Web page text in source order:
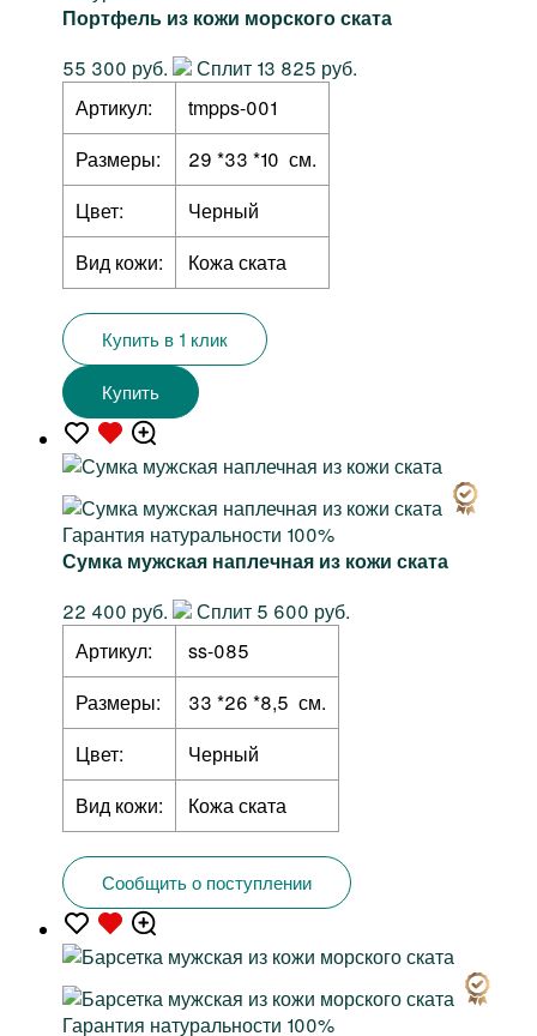
Портфель из кожи морского ската
55 300 руб.
Сплит 13 825 руб.
Артикул:
tmpps-001
Размеры:
29 *33 *10 см.
Цвет:
Черный
Вид кожи:
Кожа ската
Купить в 1 клик
Купить
Гарантия натуральности 100%
Сумка мужская наплечная из кожи ската
22 400 руб.
Сплит 5 600 руб.
Артикул:
ss-085
Размеры:
33 *26 *8,5 см.
Цвет:
Черный
Вид кожи:
Кожа ската
Сообщить о поступлении
Гарантия натуральности 100%